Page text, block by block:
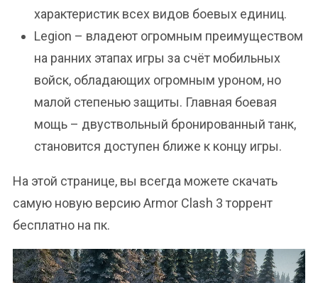
характеристик всех видов боевых единиц.
Legion – владеют огромным преимуществом
на ранних этапах игры за счёт мобильных
войск, обладающих огромным уроном, но
малой степенью защиты. Главная боевая
мощь – двуствольный бронированный танк,
становится доступен ближе к концу игры.
На этой странице, вы всегда можете скачать
самую новую версию Armor Clash 3 торрент
бесплатно на пк.